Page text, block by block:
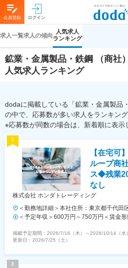
会員登録 ログイン
求人一覧求人の傾向
人気求人
ランキング
鉱業・金属製品・鉄鋼 （商社）
人気求人ランキング
dodaに掲載している「鉱業・金属製品
の中で、応募数が多い求人をランキン
※応募数が同数の場合は、新着順に表示
1
【在宅可
ループ商
ス◆残業
なし
株式会社 ホンダトレーディング
＜勤務地詳細＞本社住所：東京都千代田
ウイング18F勤務地最寄駅：JR山手線・
策：屋内全面禁煙変更の範囲：会社の
む）
＜予定年収＞600万円～750万円＜賃金
支給実績6.7ヶ月分。＜賃金内訳＞月額
410,000円＜月給＞300,000円～410,000
＞有＜給与補足＞賞与は直近3年間の平
掲載予定期間： 2026/7/16（木） ～2026/10/14（水）
更新日： 2026/7/25（土）
2